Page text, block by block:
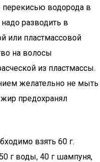
водорода в
разводить в
или пластмассовой
на волосы
из пластмассы.
желательно не мыть
предохранял
взять 60 г.
г воды, 40 г шампуня,